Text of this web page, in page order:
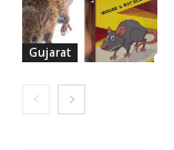
Gujarat